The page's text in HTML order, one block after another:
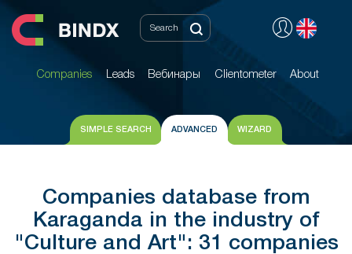
Companies Leads Вебинары Clientometer About
Companies Leads Вебинары Clientometer About
SIMPLE SEARCH ADVANCED WIZARD
Companies database from
Karaganda in the industry of
"Culture and Art": 31 companies